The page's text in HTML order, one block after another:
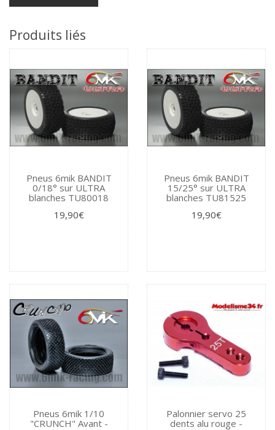
Produits liés
Pneus 6mik BANDIT
0/18° sur ULTRA
blanches TU80018
19,90€
Pneus 6mik BANDIT
15/25° sur ULTRA
blanches TU81525
19,90€
Pneus 6mik 1/10
"CRUNCH" Avant -
Palonnier servo 25
dents alu rouge -